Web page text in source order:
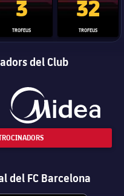
3
TROFEUS
32
TROFEUS
del Club
del FC Barcelona